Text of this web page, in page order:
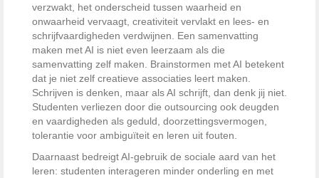
verzwakt, het onderscheid tussen waarheid en
onwaarheid vervaagt, creativiteit vervlakt en lees- en
schrijfvaardigheden verdwijnen. Een samenvatting
maken met AI is niet even leerzaam als die
samenvatting zelf maken. Brainstormen met AI betekent
dat je niet zelf creatieve associaties leert maken.
Schrijven is denken, maar als AI schrijft, dan denk jij niet.
Studenten verliezen door die outsourcing ook deugden
en vaardigheden als geduld, doorzettingsvermogen,
tolerantie voor ambiguïteit en leren uit fouten.
Daarnaast bedreigt AI-gebruik de sociale aard van het
leren: studenten interageren minder onderling en met